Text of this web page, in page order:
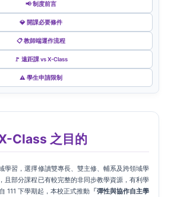
📢 制度前言
💎 開課必要條件
📋 教師端運作流程
🚩 遠距課 vs X-Class
⚠️ 學生申請限制
Class 之目的
學習，選擇修讀雙專長、雙主修、輔系及跨領域學
且部分課程已有較完整的非同步教學資源，有利學
111 下學期起，本校正式推動 「彈性與協作自主學